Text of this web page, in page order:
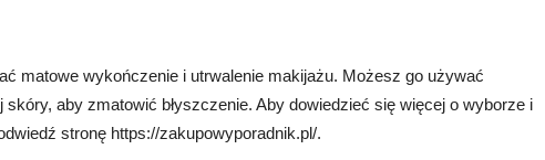
matowe wykończenie i utrwalenie makijażu. Możesz go używać
skóry, aby zmatowić błyszczenie. Aby dowiedzieć się więcej o wyborze i
stronę https://zakupowyporadnik.pl/.